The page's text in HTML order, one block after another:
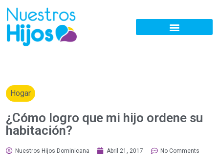
Hogar
¿Cómo logro que mi hijo ordene su
habitación?
Nuestros Hijos Dominicana Abril 21, 2017 No Comments